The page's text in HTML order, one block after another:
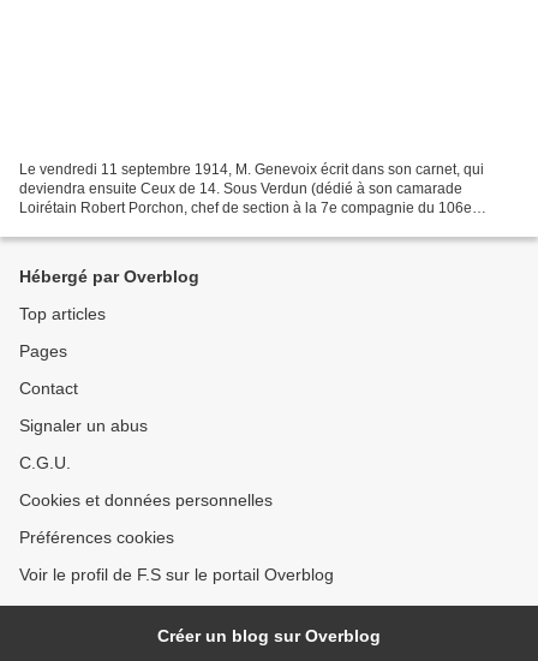
Le vendredi 11 septembre 1914, M. Genevoix écrit dans son carnet, qui
deviendra ensuite Ceux de 14. Sous Verdun (dédié à son camarade
Loirétain Robert Porchon, chef de section à la 7e compagnie du 106e
Hébergé par Overblog
Top articles
Pages
Contact
Signaler un abus
C.G.U.
Cookies et données personnelles
Préférences cookies
Voir le profil de F.S sur le portail Overblog
Créer un blog sur Overblog